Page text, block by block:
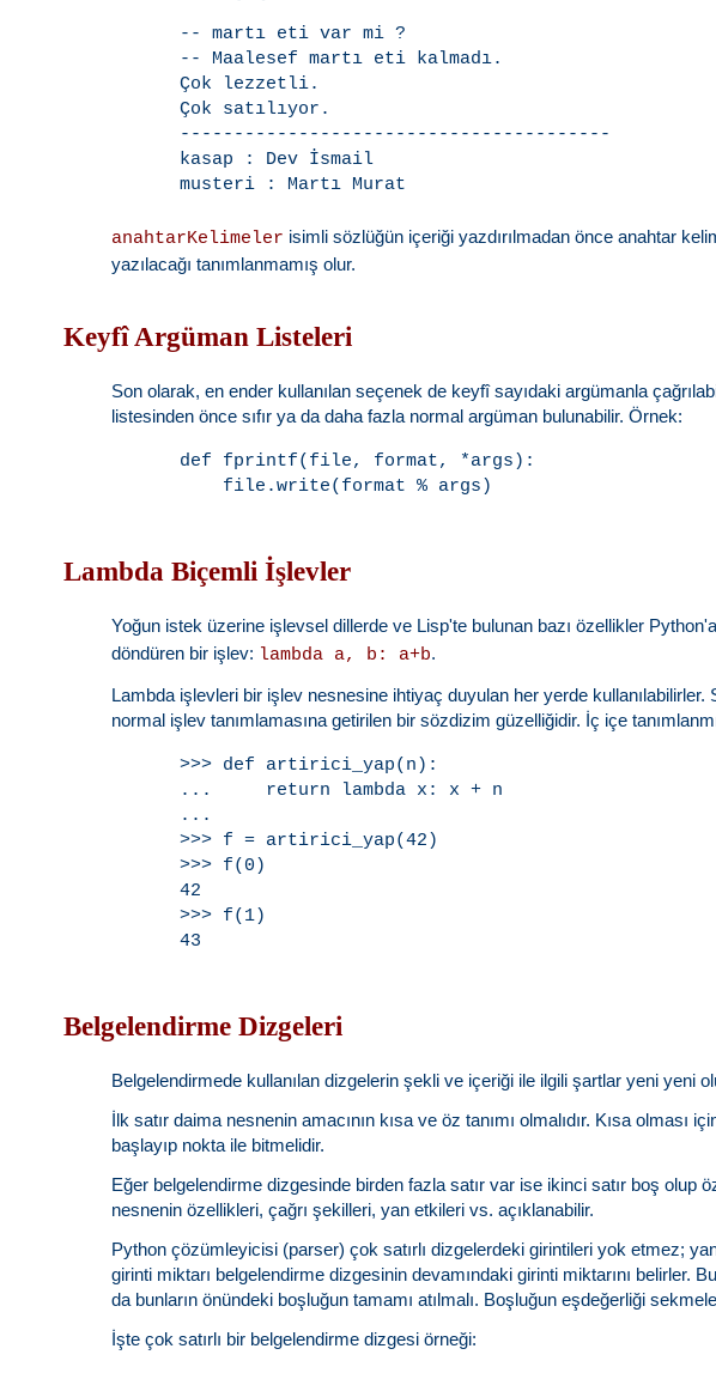
-- martı eti var mi ?
-- Maalesef martı eti kalmadı.
Çok lezzetli.
Çok satılıyor.
----------------------------------------
kasap : Dev İsmail
anahtarKelimeler isimli sözlüğün içeriği yazdırılmadan önce anahtar
yazılacağı tanımlanmamış olur.
Keyfî Argüman Listeleri
Son olarak, en ender kullanılan seçenek de keyfî sayıdaki argümanla
listesinden önce sıfır ya da daha fazla normal argüman bulunabilir. Örnek:
def fprintf(file, format, *args):
Lambda Biçemli İşlevler
Yoğun istek üzerine işlevsel dillerde ve Lisp'te bulunan bazı özellikler
döndüren bir işlev: lambda a, b: a+b.
Lambda işlevleri bir işlev nesnesine ihtiyaç duyulan her yerde kullanılabilirler.
normal işlev tanımlamasına getirilen bir sözdizim güzelliğidir. İç içe
>>> def artirici_yap(n):
...     return lambda x: x + n
...
>>> f = artirici_yap(42)
>>> f(0)
42
>>> f(1)
Belgelendirme Dizgeleri
Belgelendirmede kullanılan dizgelerin şekli ve içeriği ile ilgili şartlar yeni yeni
İlk satır daima nesnenin amacının kısa ve öz tanımı olmalıdır. Kısa
başlayıp nokta ile bitmelidir.
Eğer belgelendirme dizgesinde birden fazla satır var ise ikinci satır boş olup
nesnenin özellikleri, çağrı şekilleri, yan etkileri vs. açıklanabilir.
Python çözümleyicisi (parser) çok satırlı dizgelerdeki girintileri yok etmez;
girinti miktarı belgelendirme dizgesinin devamındaki girinti miktarını belirler.
da bunların önündeki boşluğun tamamı atılmalı. Boşluğun eşdeğerliği
İşte çok satırlı bir belgelendirme dizgesi örneği: